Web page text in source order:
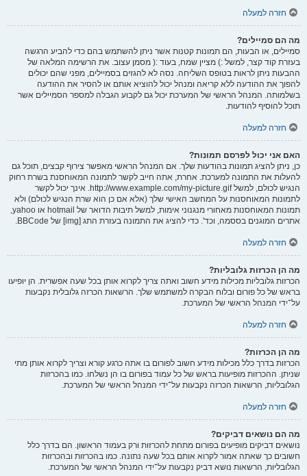
חזרה למעלה
מה הם סמיילים?
סמיילים, או הבעות, הם תמונות קטנות אשר ניתן להשתמש בהם כדי להביע הרגשה
בעזרת קוד קצר, למשל :) מציין שמח, בעוד :( מסמן עצוב. את הרשימה המלאה של
ההבעות ניתן לראות בטופס השליחה. נסה לא להגזים בסמיילים, מפני שהם יכולים
להפוך את ההודעה ללא קריאה ומנהל יכול להוציא אותם או להסיר את ההודעה
בשלמותה. המנהל הראשי של המערכת יכול גם לקבוע הגבלה למספר הסמיילים אשר
תוכל להוסיף להודעות.
חזרה למעלה
האם אני יכול לפרסם תמונות?
כן, ניתן להציג תמונות בהודעות שלך. אם המנהל הראשי מאפשר צירוף קבצים, תוכל גם
להעלות את התמונה למערכת. אחרת, אתה חייב לקשר לתמונה המאוחסנת בשרת רחוק
הנגיש לכולם, למשל http://www.example.com/my-picture.gif. אינך יכול לקשר
לתמונות המאוחסנות על המחשב האישי שלך (אלא אם כן הוא שרת הנגיש לכולם) ולא
תמונות המאוחסנות מאחורי מנגנוני אימות, למשל תיבות הדואר של hotmail או yahoo,
אתרים המוגנים בססמה, וכד'. כדי להציג את התמונה בעזרת התג [img] של BBCode.
חזרה למעלה
מה הן הכרזות גלובליות?
הכרזות גלובליות מכילות מידע חשוב ואתה צריך לקרוא אותן בכל שעה אפשרית. הן יופיעו
בראש של כל פורום ובלוח הבקרה למשתמש שלך. הרשאות הכרזה גלובלית נקבעות
על־ידי המנהל הראשי של המערכת.
חזרה למעלה
מה הן הכרזות?
הכרזות בדרך כלל מכילות מידע חשוב לפורום בו אתה כרגע קורא וצריך לקרוא אותן מתי
שניתן. ההכרזות מופיעות בראש של כל עמוד בפורום בו הן נשלחו. כמו בהכרזות
הגלובליות, הרשאות הכרזה נקבעות על־ידי המנהל הראשי של המערכת.
חזרה למעלה
מה הם נושאים דביקים?
נושאים דביקים מופיעים בפורום מתחת להכרזות ורק בעמוד הראשון. הם בדרך כלל
חשובים כך שאתה אמור לקרוא אותם בכל שעה נתונה. כמו בהכרזות ובהכרזות
הגלובליות, הרשאות נושא דביק נקבעות על־ידי המנהל הראשי של המערכת.